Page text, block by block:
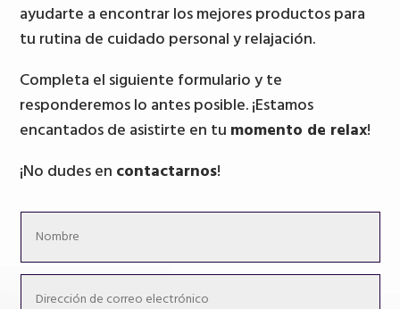
ayudarte a encontrar los mejores productos para
tu rutina de cuidado personal y relajación.
Completa el siguiente formulario y te
responderemos lo antes posible. ¡Estamos
encantados de asistirte en tu momento de relax!
¡No dudes en contactarnos!